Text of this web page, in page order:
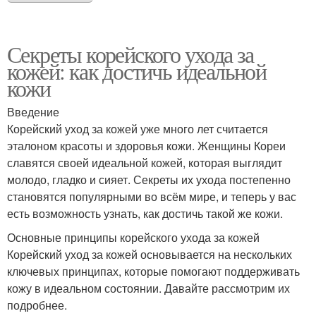
Секреты корейского ухода за
кожей: как достичь идеальной
кожи
Введение
Корейский уход за кожей уже много лет считается
эталоном красоты и здоровья кожи. Женщины Кореи
славятся своей идеальной кожей, которая выглядит
молодо, гладко и сияет. Секреты их ухода постепенно
становятся популярными во всём мире, и теперь у вас
есть возможность узнать, как достичь такой же кожи.
Основные принципы корейского ухода за кожей
Корейский уход за кожей основывается на нескольких
ключевых принципах, которые помогают поддерживать
кожу в идеальном состоянии. Давайте рассмотрим их
подробнее.